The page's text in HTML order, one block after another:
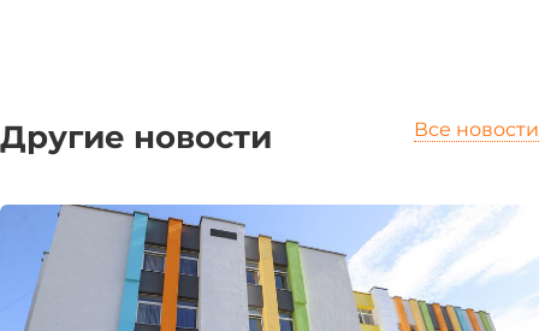
Другие новости Все новости